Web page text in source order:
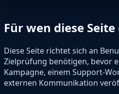
Für wen diese
Diese Seite richtet sich an
Zielprüfung benötigen, bevor
Kampagne, einem Support-
externen Kommunikation